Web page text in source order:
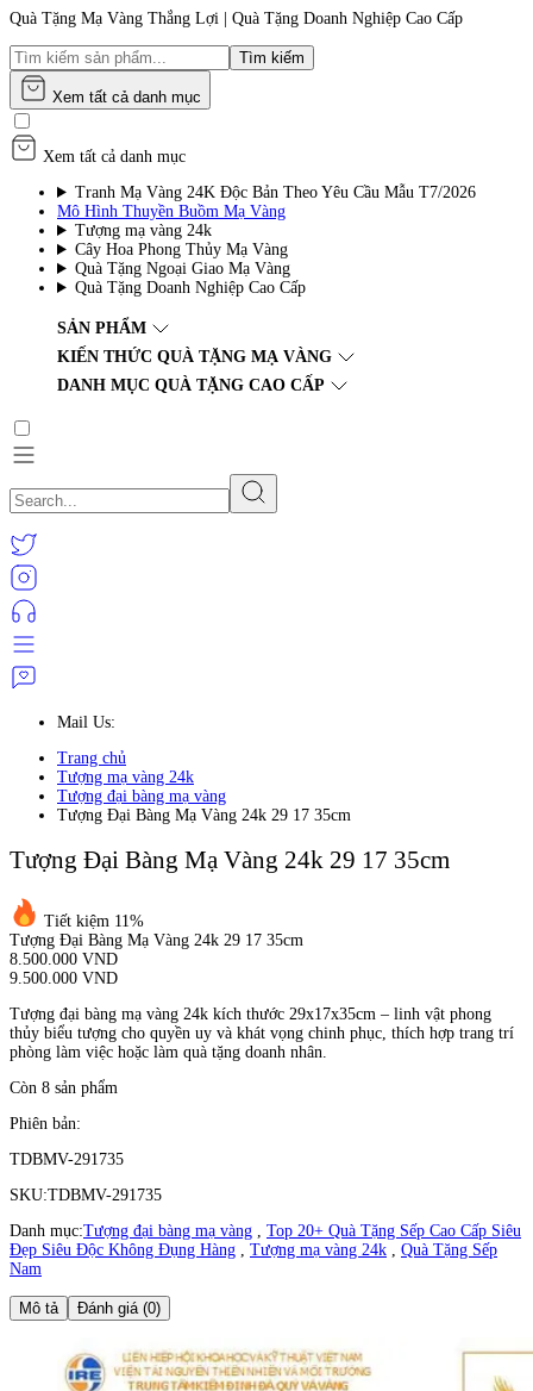
Quà Tặng Mạ Vàng Thắng Lợi | Quà Tặng Doanh Nghiệp Cao Cấp
Tìm kiếm
Xem tất cả danh mục
Xem tất cả danh mục
Tranh Mạ Vàng 24K Độc Bản Theo Yêu Cầu Mẫu T7/2026
Mô Hình Thuyền Buồm Mạ Vàng
Tượng mạ vàng 24k
Cây Hoa Phong Thủy Mạ Vàng
Quà Tặng Ngoại Giao Mạ Vàng
Quà Tặng Doanh Nghiệp Cao Cấp
SẢN PHẨM
KIẾN THỨC QUÀ TẶNG MẠ VÀNG
DANH MỤC QUÀ TẶNG CAO CẤP
Mail Us:
Trang chủ
Tượng mạ vàng 24k
Tượng đại bàng mạ vàng
Tượng Đại Bàng Mạ Vàng 24k 29 17 35cm
Tượng Đại Bàng Mạ Vàng 24k 29 17 35cm
Tiết kiệm 11%
Tượng Đại Bàng Mạ Vàng 24k 29 17 35cm
8.500.000 VND
9.500.000 VND
Tượng đại bàng mạ vàng 24k kích thước 29x17x35cm – linh vật phong
thủy biểu tượng cho quyền uy và khát vọng chinh phục, thích hợp trang trí
phòng làm việc hoặc làm quà tặng doanh nhân.
Còn 8 sản phẩm
Phiên bản:
TDBMV-291735
SKU:TDBMV-291735
Danh mục:Tượng đại bàng mạ vàng
Top 20+ Quà Tặng Sếp Cao Cấp Siêu
Đẹp Siêu Độc Không Đụng Hàng
Tượng mạ vàng 24k
Quà Tặng Sếp
Nam
Mô tả Đánh giá (0)